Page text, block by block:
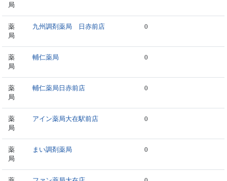
局
薬
局
九州調剤薬局 日赤前店 0
薬
局
輔仁薬局 0
薬
局
輔仁薬局日赤前店 0
薬
局
アイン薬局大在駅前店 0
薬
局
まい調剤薬局 0